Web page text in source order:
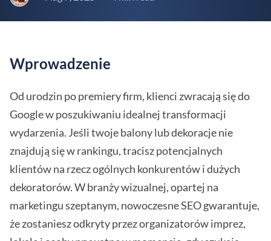
Wprowadzenie
Od urodzin po premiery firm, klienci zwracają się do
Google w poszukiwaniu idealnej transformacji
wydarzenia. Jeśli twoje balony lub dekoracje nie
znajdują się w rankingu, tracisz potencjalnych
klientów na rzecz ogólnych konkurentów i dużych
dekoratorów. W branży wizualnej, opartej na
marketingu szeptanym, nowoczesne SEO gwarantuje,
że zostaniesz odkryty przez organizatorów imprez,